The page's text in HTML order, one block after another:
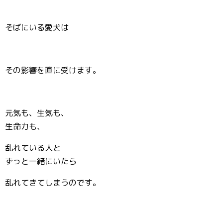
そばにいる愛犬は
その影響を直に受けます。
元気も、生気も、
生命力も、
乱れている人と
ずっと一緒にいたら
乱れてきてしまうのです。